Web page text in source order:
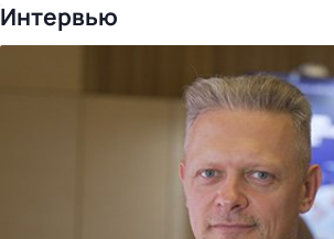
Интервью